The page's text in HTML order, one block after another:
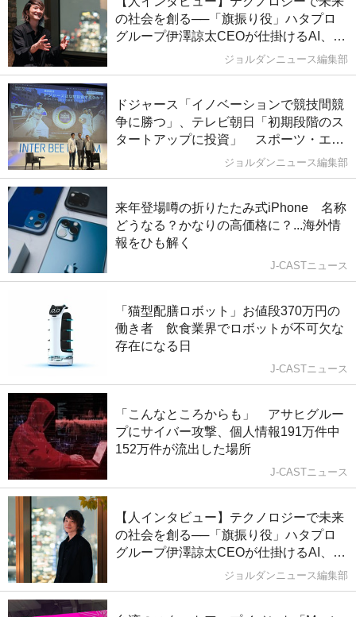
の社会を創る──「旗振り役」ハタプロ
グループ伊澤諒太CEOが仕掛けるAI、教
ジョルダンニュース編集部
ドジャース「イノベーションで競技間競
争に勝つ」、テレビ朝日「初期段階のス
タートアップに投資」 スポーツ・エン
タメ、VC投資が重要にジョルダンニュース編集部
来年登場噂の折りたたみ式iPhone 名称
どうなる？かなりの高価格に？...海外情
報をひも解く
J-CASTニュース
「猫型配膳ロボット」お値段370万円の
働き者 飲食業界でロボットが不可欠な
存在になる日
J-CASTニュース
「こんなところからも」 アサヒグルー
プにサイバー攻撃、個人情報191万件中
152万件が流出した場所
J-CASTニュース
【人インタビュー】テクノロジーで未来
の社会を創る──「旗振り役」ハタプロ
グループ伊澤諒太CEOが仕掛けるAI、教
ジョルダンニュース編集部